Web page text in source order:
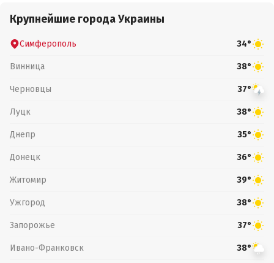
Крупнейшие города Украины
Симферополь 34°
Винница 38°
Черновцы 37°
Луцк 38°
Днепр 35°
Донецк 36°
Житомир 39°
Ужгород 38°
Запорожье 37°
Ивано-Франковск 38°